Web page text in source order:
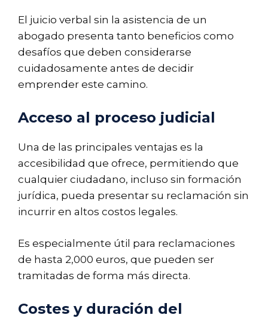
El juicio verbal sin la asistencia de un
abogado presenta tanto beneficios como
desafíos que deben considerarse
cuidadosamente antes de decidir
emprender este camino.
Acceso al proceso judicial
Una de las principales ventajas es la
accesibilidad que ofrece, permitiendo que
cualquier ciudadano, incluso sin formación
jurídica, pueda presentar su reclamación sin
incurrir en altos costos legales.
Es especialmente útil para reclamaciones
de hasta 2,000 euros, que pueden ser
tramitadas de forma más directa.
Costes y duración del